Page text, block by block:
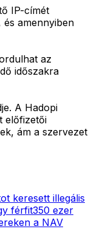
IP-címét
amennyiben
az
időszakra
A Hadopi
előfizetői
ám a szervezet
keresett illegális
férfit350 ezer
a NAV